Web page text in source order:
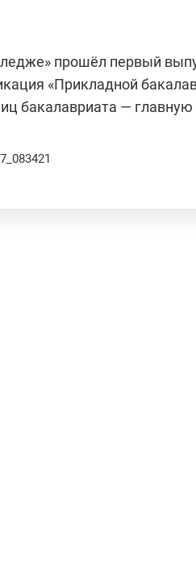
прошёл первый
«Прикладной
бакалавриата —